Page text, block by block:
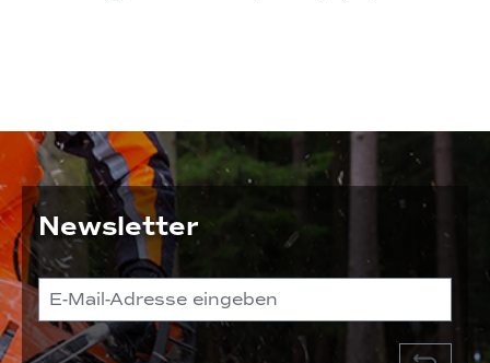
Newsletter